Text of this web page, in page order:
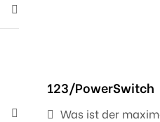
123/PowerSwitch
Was ist der